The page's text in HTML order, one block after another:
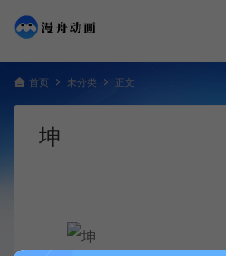
首页 未分类 正文
坤